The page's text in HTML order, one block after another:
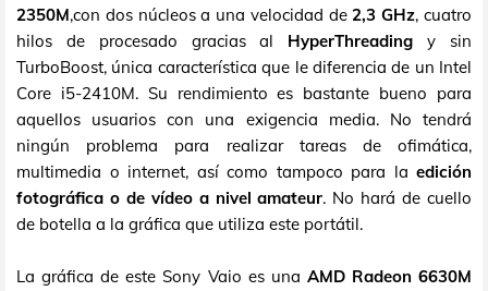
2350M,con dos núcleos a una velocidad de2,3 GHz, cuatro
hilos de procesado gracias al HyperThreading y sin
TurboBoost, única característica que le diferencia de un Intel
Core i5-2410M. Su rendimiento es bastante bueno para
aquellos usuarios con una exigencia media. No tendrá
ningún problema para realizar tareas de ofimática,
multimedia o internet, así como tampoco para la edición
fotográfica o de vídeo a nivel amateur. No hará de cuello
de botella a la gráfica que utiliza este portátil.
La gráfica de este Sony Vaio es una AMD Radeon 6630M